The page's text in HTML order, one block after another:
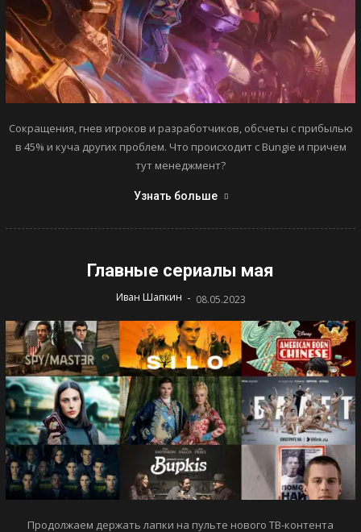
Сокращения, гнев игроков и разработчиков, обсчеты с прибылью
в 45% и куча других проблем. Что происходит с Bungie и причем
тут менеджмент?
Узнать больше
Главные сериалы мая
Иван Шапкин - 08.05.2023
Продолжаем держать лапки на пульте нового ТВ-контента